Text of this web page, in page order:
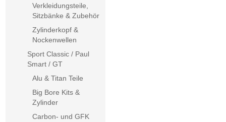
Verkleidungsteile,
Sitzbänke & Zubehör
Zylinderkopf &
Nockenwellen
Sport Classic / Paul
Smart / GT
Alu & Titan Teile
Big Bore Kits &
Zylinder
Carbon- und GFK